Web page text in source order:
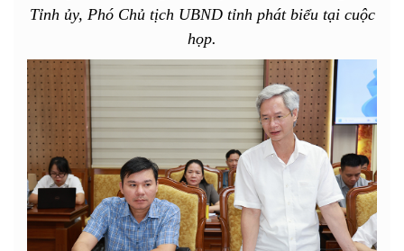
Tỉnh ủy, Phó Chủ tịch UBND tỉnh phát biểu tại cuộc
họp.